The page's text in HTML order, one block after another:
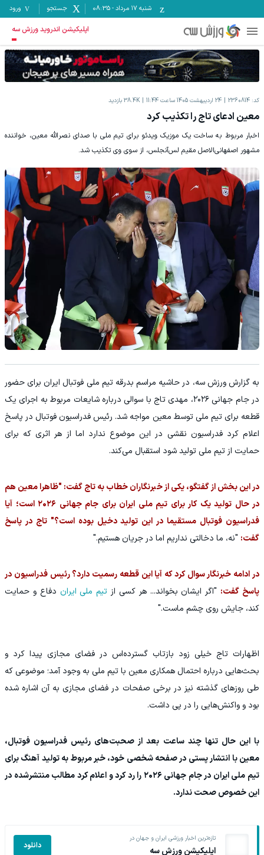
شنبه ۱۷ مرداد -
08:35 جستجو ورود
اپلیکیشن اندروید ورزش سه
کد: 2360814 24 اردیبهشت 1405 ساعت 11:44 38.4K بازدید
معین ادعای تاج را تکذیب کرد
اخبار مربوط به ساخت یک موزیک ویدئو برای تیم ملی با صدای نصرالله معین، خواننده
مشهور اصفهانی‌الاصل مقیم لس‌آنجلس، از سوی وی تکذیب شد.
به گزارش ورزش سه، در حاشیه مراسم بدرقه تیم ملی فوتبال ایران برای حضور
در جام جهانی ۲۰۲۶، مهدی تاج با سوالی درباره شایعات مربوط به اجرای یک
قطعه برای تیم ملی توسط معین مواجه شد. رئیس فدراسیون فوتبال در پاسخ
اعلام کرد فدراسیون نقشی در این موضوع ندارد اما از هر اثری که برای
حمایت از تیم ملی تولید شود استقبال می‌کند.
در این بخش از گفتگو، یکی از خبرنگاران خطاب به تاج گفت: "ظاهرا معین هم
در حال تولید یک کار برای تیم ملی ایران برای جام جهانی ۲۰۲۶ است؛ آیا
فدراسیون فوتبال مستقیما در این تولید دخیل بوده است؟" تاج در پاسخ
گفت: "نه، ما دخالتی نداریم اما در جریان هستیم."
در ادامه خبرنگار سوال کرد که آیا این قطعه رسمیت دارد؟ رئیس فدراسیون در
پاسخ گفت: "اگر ایشان بخواند... هر کسی از تیم ملی ایران دفاع و حمایت
کند، جایش روی چشم ماست."
اظهارات تاج خیلی زود بازتاب گسترده‌اس در فضای مجازی پیدا کرد و
بحث‌هایی درباره احتمال همکاری معین با تیم ملی به وجود آمد؛ موضوعی که
طی روزهای گذشته نیز در برخی صفحات در فضای مجازی به آن اشاره شده
بود و واکنش‌هایی را در پی داشت.
با این حال تنها چند ساعت بعد از صحبت‌های رئیس فدراسیون فوتبال،
معین با انتشار پستی در صفحه شخصی خود، خبر مربوط به تولید آهنگ برای
تیم ملی ایران در جام جهانی ۲۰۲۶ را رد کرد و اعلام کرد مطالب منتشرشده در
این خصوص صحت ندارد.
تازه‌ترین اخبار ورزشی ایران و جهان در
اپلیکیشن ورزش سه دانلود